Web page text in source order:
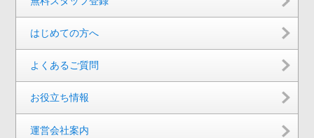
はじめての方へ
よくあるご質問
お役立ち情報
運営会社案内